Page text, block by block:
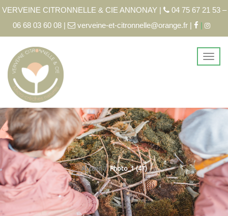
VERVEINE CITRONNELLE & CIE ANNONAY |
04 75 67 21 53 –
06 68 03 60 08 |
verveine-et-citronnelle@orange.fr | |
Accueil Photo_1 (47)